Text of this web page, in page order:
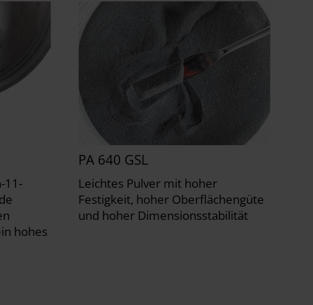
11-
hohes
PA 640 GSL
Leichtes Pulver mit hoher
Festigkeit, hoher Oberflächengüte
und hoher Dimensionsstabilität